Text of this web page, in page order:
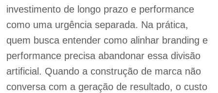
investimento de longo prazo e performance
como uma urgência separada. Na prática,
quem busca entender como alinhar branding e
performance precisa abandonar essa divisão
artificial. Quando a construção de marca não
conversa com a geração de resultado, o custo